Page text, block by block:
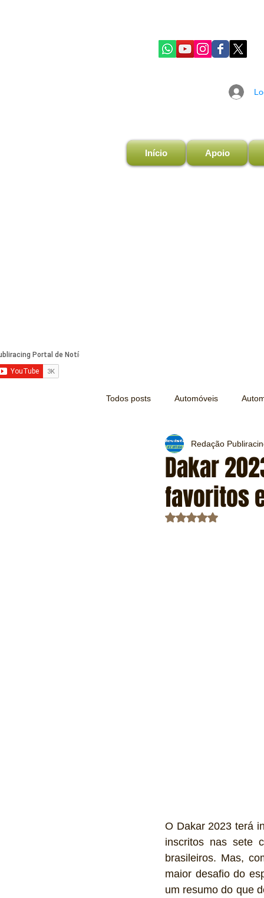
Início Apoio
Todos posts Automóveis
Turismo Lazer
Mecânica e Peças Segurança
Dakar
favoritos
Redação
Avaliado com NaN
O Dakar 2023 terá
inscritos nas sete
brasileiros. Mas,
maior desafio do
um resumo do que